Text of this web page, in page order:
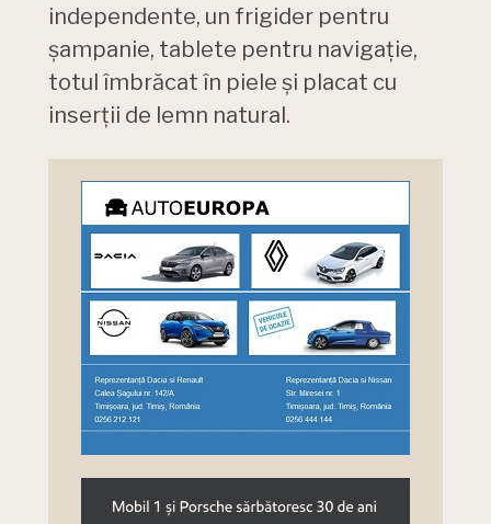
independente, un frigider pentru
șampanie, tablete pentru navigație,
totul îmbrăcat în piele și placat cu
inserții de lemn natural.